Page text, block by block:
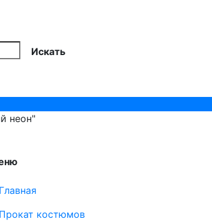
Искать
неон"
Главная
Прокат костюмов